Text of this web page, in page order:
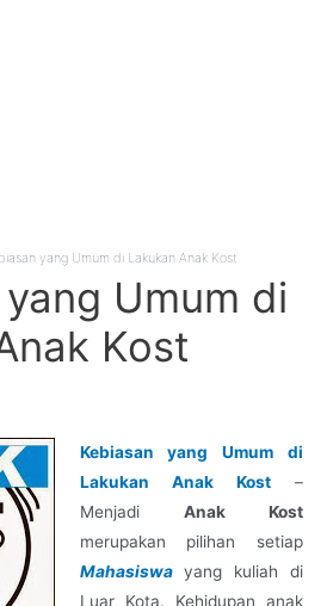
yang Umum di Lakukan Anak Kost
Umum di
Kost
Kebiasan yang Umum di
Lakukan Anak Kost–
Menjadi Anak Kost
merupakan pilihan setiap
Mahasiswa yang kuliah di
Luar Kota. Kehidupan anak